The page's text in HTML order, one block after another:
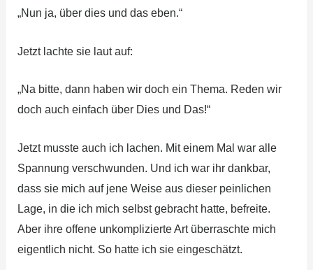
„Nun ja, über dies und das eben.“
Jetzt lachte sie laut auf:
„Na bitte, dann haben wir doch ein Thema. Reden wir
doch auch einfach über Dies und Das!“
Jetzt musste auch ich lachen. Mit einem Mal war alle
Spannung verschwunden. Und ich war ihr dankbar,
dass sie mich auf jene Weise aus dieser peinlichen
Lage, in die ich mich selbst gebracht hatte, befreite.
Aber ihre offene unkomplizierte Art überraschte mich
eigentlich nicht. So hatte ich sie eingeschätzt.